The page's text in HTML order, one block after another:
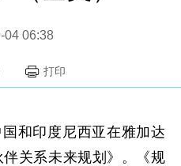
04 06:38
打印
和印度尼西亚在雅加达
关系未来规划》。《规